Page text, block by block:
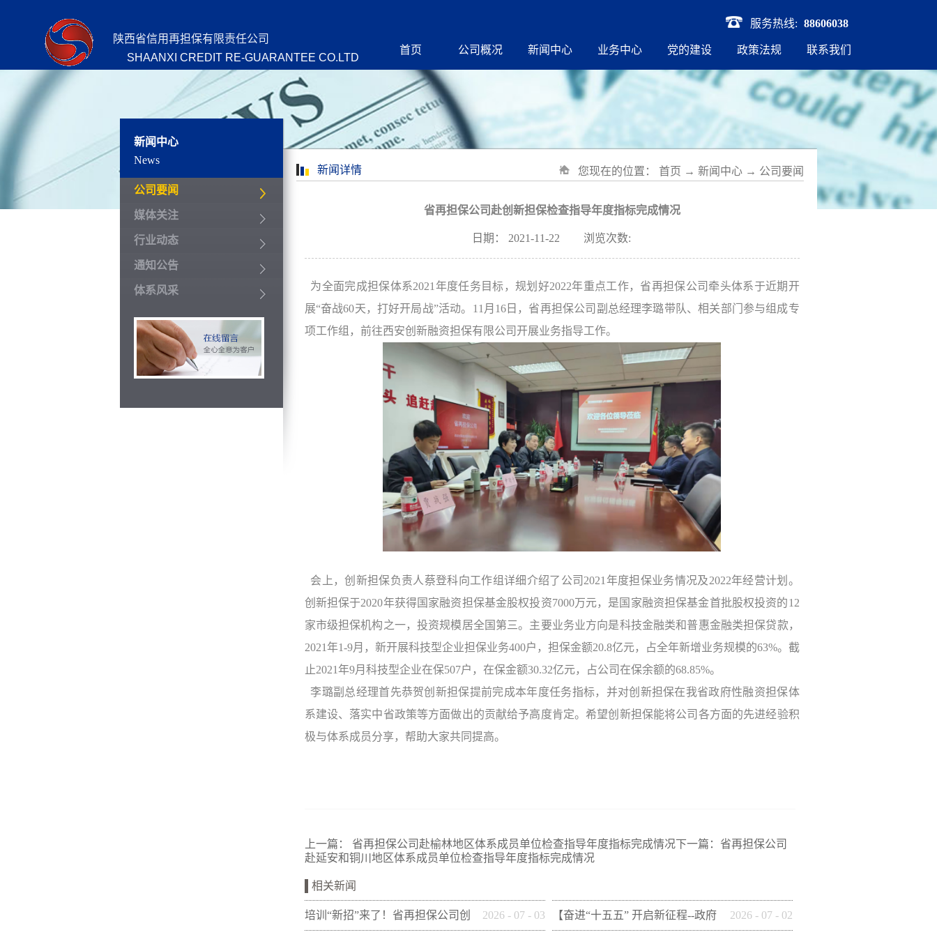
陕西省信用再担保有限责任公司
SHAANXI CREDIT RE-GUARANTEE CO.LTD
服务热线: 88606038
首页 公司概况 新闻中心 业务中心 党的建设 政策法规 联系我们
新闻中心
News
公司要闻
媒体关注
行业动态
通知公告
体系风采
新闻详情 您现在的位置： 首页 → 新闻中心 → 公司要闻
省再担保公司赴创新担保检查指导年度指标完成情况
日期： 2021-11-22 浏览次数:
为全面完成担保体系2021年度任务目标，规划好2022年重点工作，省再担保公司牵头体系于近期开
展“奋战60天，打好开局战”活动。11月16日，省再担保公司副总经理李璐带队、相关部门参与组成专
项工作组，前往西安创新融资担保有限公司开展业务指导工作。
会上，创新担保负责人蔡登科向工作组详细介绍了公司2021年度担保业务情况及2022年经营计划。
创新担保于2020年获得国家融资担保基金股权投资7000万元，是国家融资担保基金首批股权投资的12
家市级担保机构之一，投资规模居全国第三。主要业务业方向是科技金融类和普惠金融类担保贷款，
2021年1-9月，新开展科技型企业担保业务400户，担保金额20.8亿元，占全年新增业务规模的63%。截
止2021年9月科技型企业在保507户，在保金额30.32亿元，占公司在保余额的68.85%。
李璐副总经理首先恭贺创新担保提前完成本年度任务指标，并对创新担保在我省政府性融资担保体
系建设、落实中省政策等方面做出的贡献给予高度肯定。希望创新担保能将公司各方面的先进经验积
极与体系成员分享，帮助大家共同提高。
上一篇： 省再担保公司赴榆林地区体系成员单位检查指导年度指标完成情况下一篇： 省再担保公司
赴延安和铜川地区体系成员单位检查指导年度指标完成情况
相关新闻
培训“新招”来了！省再担保公司创 2026 - 07 - 03 【奋进“十五五” 开启新征程--政府 2026 - 07 - 02